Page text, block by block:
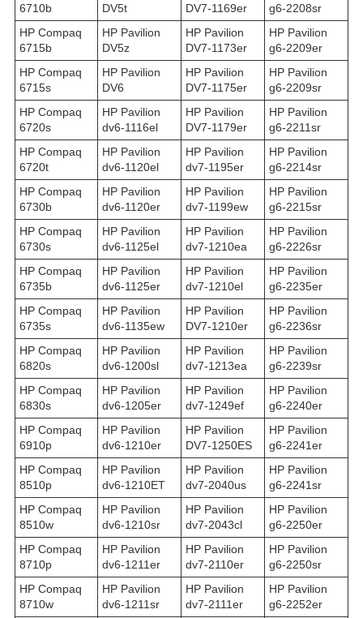
6710b
DV5t
DV7-1169er
g6-2208sr
HP Compaq
6715b
HP Pavilion
DV5z
HP Pavilion
DV7-1173er
HP Pavilion
g6-2209er
HP Compaq
6715s
HP Pavilion
DV6
HP Pavilion
DV7-1175er
HP Pavilion
g6-2209sr
HP Compaq
6720s
HP Pavilion
dv6-1116el
HP Pavilion
DV7-1179er
HP Pavilion
g6-2211sr
HP Compaq
6720t
HP Pavilion
dv6-1120el
HP Pavilion
dv7-1195er
HP Pavilion
g6-2214sr
HP Compaq
6730b
HP Pavilion
dv6-1120er
HP Pavilion
dv7-1199ew
HP Pavilion
g6-2215sr
HP Compaq
6730s
HP Pavilion
dv6-1125el
HP Pavilion
dv7-1210ea
HP Pavilion
g6-2226sr
HP Compaq
6735b
HP Pavilion
dv6-1125er
HP Pavilion
dv7-1210el
HP Pavilion
g6-2235er
HP Compaq
6735s
HP Pavilion
dv6-1135ew
HP Pavilion
DV7-1210er
HP Pavilion
g6-2236sr
HP Compaq
6820s
HP Pavilion
dv6-1200sl
HP Pavilion
dv7-1213ea
HP Pavilion
g6-2239sr
HP Compaq
6830s
HP Pavilion
dv6-1205er
HP Pavilion
dv7-1249ef
HP Pavilion
g6-2240er
HP Compaq
6910p
HP Pavilion
dv6-1210er
HP Pavilion
DV7-1250ES
HP Pavilion
g6-2241er
HP Compaq
8510p
HP Pavilion
dv6-1210ET
HP Pavilion
dv7-2040us
HP Pavilion
g6-2241sr
HP Compaq
8510w
HP Pavilion
dv6-1210sr
HP Pavilion
dv7-2043cl
HP Pavilion
g6-2250er
HP Compaq
8710p
HP Pavilion
dv6-1211er
HP Pavilion
dv7-2110er
HP Pavilion
g6-2250sr
HP Compaq
8710w
HP Pavilion
dv6-1211sr
HP Pavilion
dv7-2111er
HP Pavilion
g6-2252er